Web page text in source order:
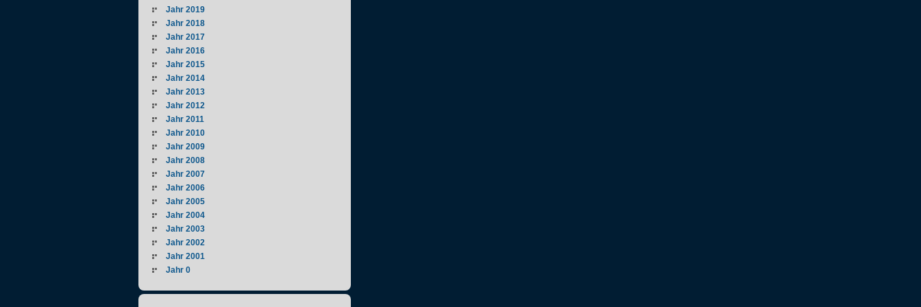
Jahr 2019
Jahr 2018
Jahr 2017
Jahr 2016
Jahr 2015
Jahr 2014
Jahr 2013
Jahr 2012
Jahr 2011
Jahr 2010
Jahr 2009
Jahr 2008
Jahr 2007
Jahr 2006
Jahr 2005
Jahr 2004
Jahr 2003
Jahr 2002
Jahr 2001
Jahr 0